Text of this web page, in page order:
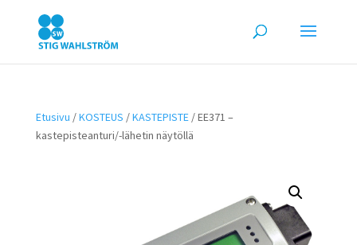
Etusivu /KOSTEUS /KASTEPISTE/ EE371 –
kastepisteanturi/-lähetin näytöllä